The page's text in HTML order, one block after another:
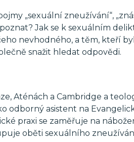
„sexuální zneužívání“,
Jak se k sexuálním
nevhodného, a těm, kteří
snažit hledat odpovědi.
Aténách a Cambridge a
odborný asistent na
praxi se zaměřuje na
oběti sexuálního